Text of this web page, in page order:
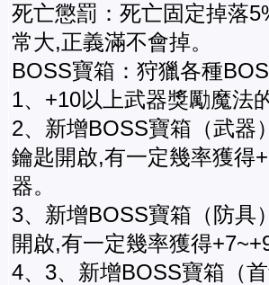
死亡懲罰：死亡固定掉落
常大,正義滿不會掉。
BOSS寶箱：狩獵各種
1、+10以上武器獎勵魔法
2、新增BOSS寶箱（武器
鑰匙開啟,有一定幾率獲得
器。
3、新增BOSS寶箱（防具
開啟,有一定幾率獲得
4、3、新增BOSS寶箱（